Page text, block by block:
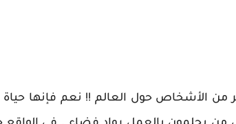
من الأشخاص حول العالم !! نعم فإنها